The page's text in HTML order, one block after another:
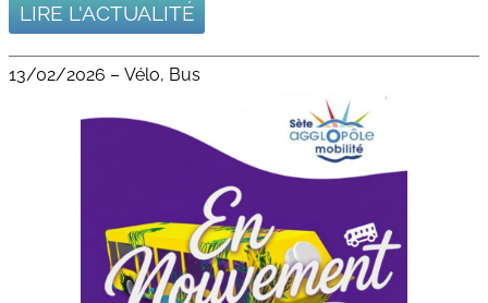
LIRE L'ACTUALITÉ
13/02/2026 – Vélo, Bus